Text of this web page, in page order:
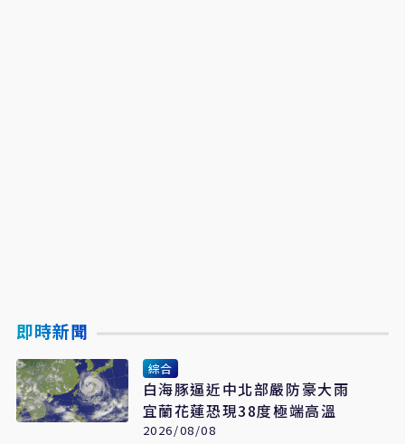
即時新聞
綜合
白海豚逼近中北部嚴防豪大雨
宜蘭花蓮恐現38度極端高溫
2026/08/08